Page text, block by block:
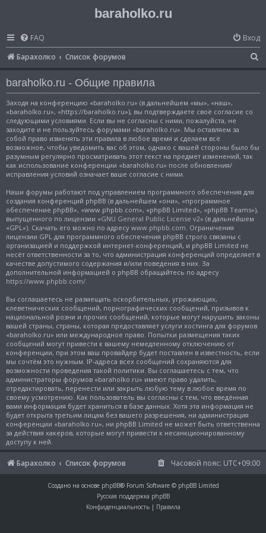
baraholko.ru
FAQ
Вход
Барахолко
Список форумов
о
baraholko.ru - Общие правила
Заходя на конференцию «baraholko.ru» (в дальнейшем «мы», «наш»,
«baraholko.ru», «https://baraholko.ru»), вы подтверждаете своё согласие со
следующими условиями. Если вы не согласны с ними, пожалуйста, не
заходите и не пользуйтесь форумами «baraholko.ru». Мы оставляем за
собой право изменять эти правила в любое время и сделаем всё
возможное, чтобы уведомить вас об этом, однако с вашей стороны было бы
разумным регулярно просматривать этот текст на предмет изменений, так
как использование конференции «baraholko.ru» после обновления/
исправления условий означает ваше согласие с ними.
Наши форумы работают под управлением программного обеспечения для
создания конференций phpBB (в дальнейшем «они», «программное
обеспечение phpBB», «www.phpbb.com», «phpBB Limited», «phpBB Teams»),
выпущенного по лицензии «GNU General Public License v2» (в дальнейшем
«GPL»). Скачать его можно по адресу www.phpbb.com. Ограничения
лицензии GPL для программного обеспечения phpBB строго связаны с
организацией и поддержкой интернет-конференций, и phpBB Limited не
несёт ответственности за то, что администрация конференций определяет в
качестве допустимого содержания и/или поведения в них. За
дополнительной информацией о phpBB обращайтесь по адресу
https://www.phpbb.com/.
Вы соглашаетесь не размещать оскорбительных, угрожающих,
клеветнических сообщений, порнографических сообщений, призывов к
национальной розни и прочих сообщений, которые могут нарушить законы
вашей страны, страны, которая предоставляет услуги хостинга для форумов
«baraholko.ru» или международное право. Попытки размещения таких
сообщений могут привести к вашему немедленному отключению от
конференции, при этом ваш провайдер будет поставлен в известность, если
мы сочтём это нужным. IP-адреса всех сообщений сохраняются для
возможности проведения такой политики. Вы соглашаетесь с тем, что
администраторы форумов «baraholko.ru» имеют право удалить,
отредактировать, перенести или закрыть любую тему в любое время по
своему усмотрению. Как пользователь вы согласны с тем, что введённая
вами информация будет храниться в базе данных. Хотя эта информация не
будет открыта третьим лицам без вашего разрешения, ни администрация
конференции «baraholko.ru», ни phpBB Limited не может быть ответственна
за действия хакеров, которые могут привести к несанкционированному
доступу к ней.
Барахолко Список форумов Часовой пояс: UTC+09:00
Создано на основе phpBB® Forum Software © phpBB Limited
Русская поддержка phpBB
Конфиденциальность| Правила